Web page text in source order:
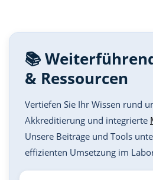
📚
& Ressourcen
Vertiefen Sie Ihr Wissen rund
Akkreditierung und integrierte
Unsere Beiträge und Tools
effizienten Umsetzung im